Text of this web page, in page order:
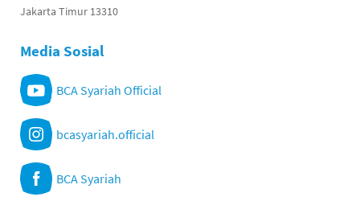
Jakarta Timur 13310
Media Sosial
BCA Syariah Official
bcasyariah.official
BCA Syariah